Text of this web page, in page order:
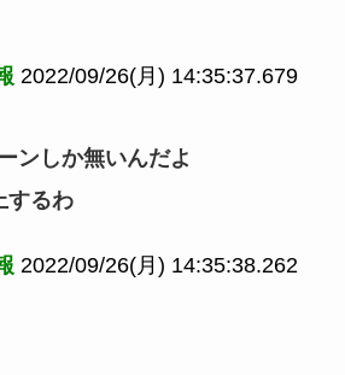
2022/09/26(月) 14:35:37.679
ンしか無いんだよ
するわ
2022/09/26(月) 14:35:38.262